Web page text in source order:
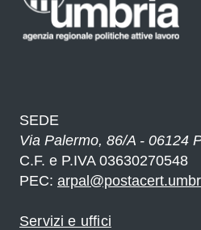
SEDE
Via Palermo, 86/A - 06124
C.F. e P.IVA 03630270548
PEC:
Servizi e uffici